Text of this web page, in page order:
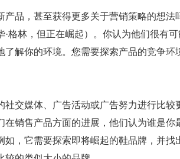
品，甚至获得更多关于营销策略的想法
格林，但正在崛起）。你认为他们很有可
解你的环境。您需要探索产品的竞争
交媒体、广告活动或广告努力进行比较
销售产品方面的进展，他们认为谁是你
，它需要探索即将崛起的鞋品牌，并找